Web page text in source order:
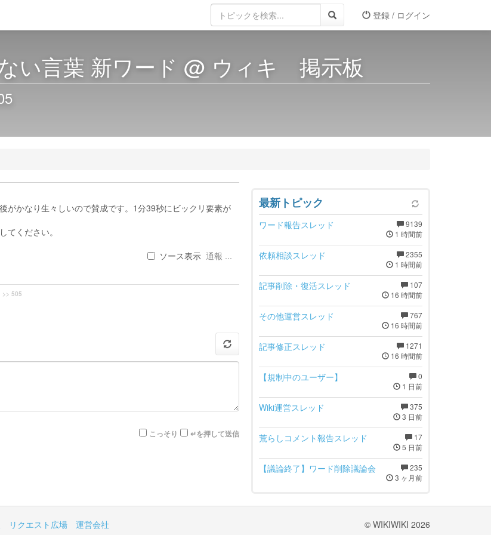
登録 / ログイン
い言葉 新ワード @ ウィキ 掲示板
がかなり生々しいので賛成です。1分39秒にビックリ要素が
てください。
ソース表示 通報 ...
>> 505
こっそり ↵を押して送信
最新トピック
9139
1 時間前
ワード報告スレッド
2355
1 時間前
依頼相談スレッド
107
16 時間前
記事削除・復活スレッド
767
16 時間前
その他運営スレッド
1271
16 時間前
記事修正スレッド
0
1 日前
【規制中のユーザー】
375
3 日前
Wiki運営スレッド
17
5 日前
荒らしコメント報告スレッド
235
3 ヶ月前
【議論終了】ワード削除議論会
リクエスト広場 運営会社 © WIKIWIKI 2026